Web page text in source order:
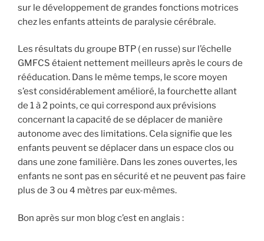
sur le développement de grandes fonctions motrices
chez les enfants atteints de paralysie cérébrale.
Les résultats du groupe BTP ( en russe) sur l’échelle
GMFCS étaient nettement meilleurs après le cours de
rééducation. Dans le même temps, le score moyen
s’est considérablement amélioré, la fourchette allant
de 1 à 2 points, ce qui correspond aux prévisions
concernant la capacité de se déplacer de manière
autonome avec des limitations. Cela signifie que les
enfants peuvent se déplacer dans un espace clos ou
dans une zone familière. Dans les zones ouvertes, les
enfants ne sont pas en sécurité et ne peuvent pas faire
plus de 3 ou 4 mètres par eux-mêmes.
Bon après sur mon blog c’est en anglais :